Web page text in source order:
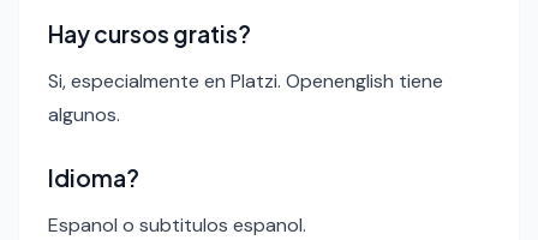
Hay cursos gratis?
Si, especialmente en Platzi. Openenglish tiene
algunos.
Idioma?
Espanol o subtitulos espanol.